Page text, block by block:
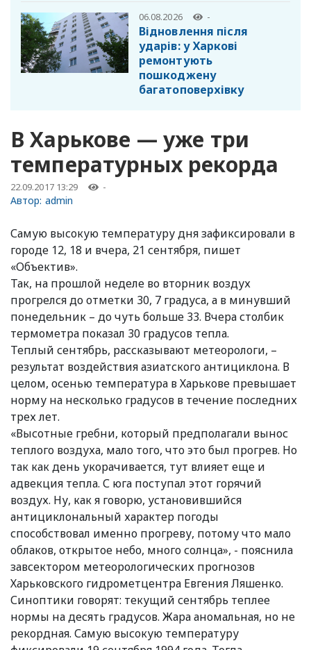
06.08.2026 -
Відновлення після
ударів: у Харкові
ремонтують
пошкоджену
багатоповерхівку
В Харькове — уже три
температурных рекорда
22.09.2017 13:29 -
Автор: admin
Самую высокую температуру дня зафиксировали в
городе 12, 18 и вчера, 21 сентября, пишет
«Объектив».
Так, на прошлой неделе во вторник воздух
прогрелся до отметки 30, 7 градуса, а в минувший
понедельник – до чуть больше 33. Вчера столбик
термометра показал 30 градусов тепла.
Теплый сентябрь, рассказывают метеорологи, –
результат воздействия азиатского антициклона. В
целом, осенью температура в Харькове превышает
норму на несколько градусов в течение последних
трех лет.
«Высотные гребни, который предполагали вынос
теплого воздуха, мало того, что это был прогрев. Но
так как день укорачивается, тут влияет еще и
адвекция тепла. С юга поступал этот горячий
воздух. Ну, как я говорю, установившийся
антициклональный характер погоды
способствовал именно прогреву, потому что мало
облаков, открытое небо, много солнца», - пояснила
завсектором метеорологических прогнозов
Харьковского гидрометцентра Евгения Ляшенко.
Синоптики говорят: текущий сентябрь теплее
нормы на десять градусов. Жара аномальная, но не
рекордная. Самую высокую температуру